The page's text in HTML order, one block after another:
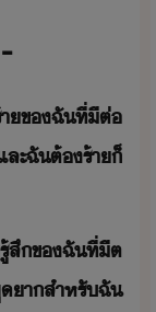
​ข​ฉัที​่​ีต​่​
ละ​ฉั​ต้​ร้า​็​
สึ​ข​ฉัที​่​ีต​
า​สำหรั​ฉั​